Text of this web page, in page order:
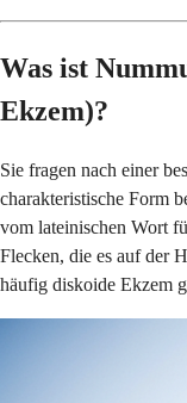
Was ist
Ekzem)?
Sie fragen nach einer
charakteristische Form
vom lateinischen Wort
Flecken, die es auf der
häufig diskoide Ekzem